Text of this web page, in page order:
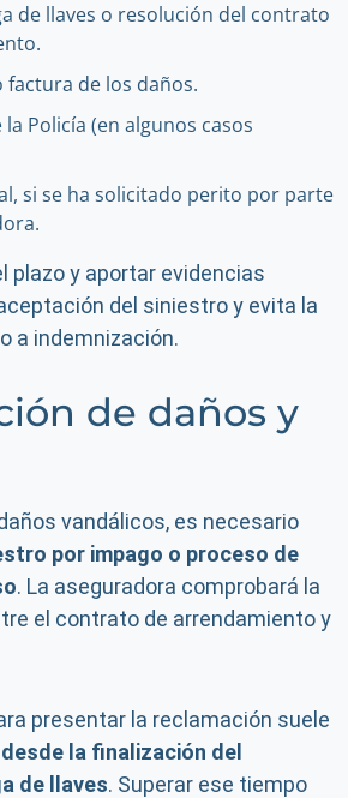
de llaves o resolución del contrato
factura de los daños.
Policía (en algunos casos
si se ha solicitado perito por parte
plazo y aportar evidencias
del siniestro y evita la
a indemnización.
de daños y
vandálicos, es necesario
por impago o proceso de
. La aseguradora comprobará la
el contrato de arrendamiento y
presentar la reclamación suele
la finalización del
de llaves. Superar ese tiempo